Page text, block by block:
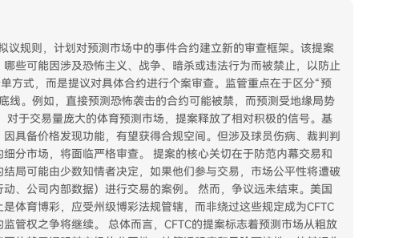
议规则，计划对预测市场中的事件合约建立新的审查框架。该提案
些可能因涉及恐怖主义、战争、暗杀或违法行为而被禁止，以防止
方式，而是提议对具体合约进行个案审查。监管重点在于区分“预
线。例如，直接预测恐怖袭击的合约可能被禁，而预测受地缘局势
于交易量庞大的体育预测市场，提案释放了相对积极的信号。基
具备价格发现功能，有望获得合规空间。但涉及球员伤病、裁判判
分市场，将面临严格审查。 提案的核心关切在于防范内幕交易和
局可能由少数知情者决定，如果他们参与交易，市场公平性将遭破
、公司内部数据）进行交易的案例。 然而，争议远未结束。美国
体育博彩，应受州级博彩法规管辖，而非绕过这些规定成为CFTC
管权之争将继续。 总体而言，CFTC的提案标志着预测市场从粗放